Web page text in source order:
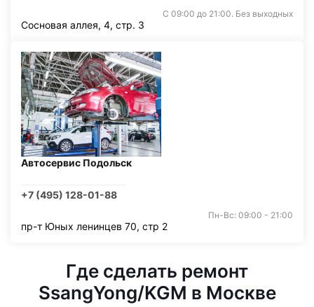
С 09:00 до 21:00. Без выходных
Сосновая аллея, 4, стр. 3
Автосервис Подольск
+7 (495) 128-01-88
Пн-Вс: 09:00 - 21:00
пр-т Юных ленинцев 70, стр 2
Где сделать ремонт
SsangYong/KGM в Москве